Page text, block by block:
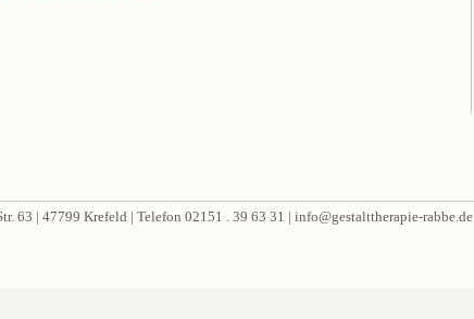
63 | 47799 Krefeld | Telefon 02151 . 39 63 31 | info@gestalttherapie-rabbe.de